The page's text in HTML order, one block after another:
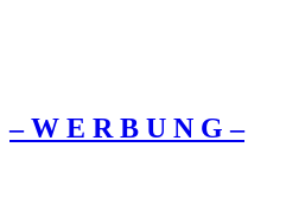
– W Ε R Β U Ν G –